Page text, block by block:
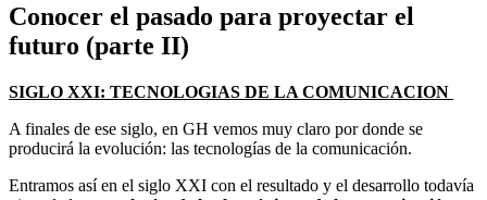
Conocer el pasado para proyectar el
futuro (parte II)
SIGLO XXI: TECNOLOGIAS DE LA COMUNICACION
A finales de ese siglo, en GH vemos muy claro por donde se
producirá la evolución: las tecnologías de la comunicación.
Entramos así en el siglo XXI con el resultado y el desarrollo todavía